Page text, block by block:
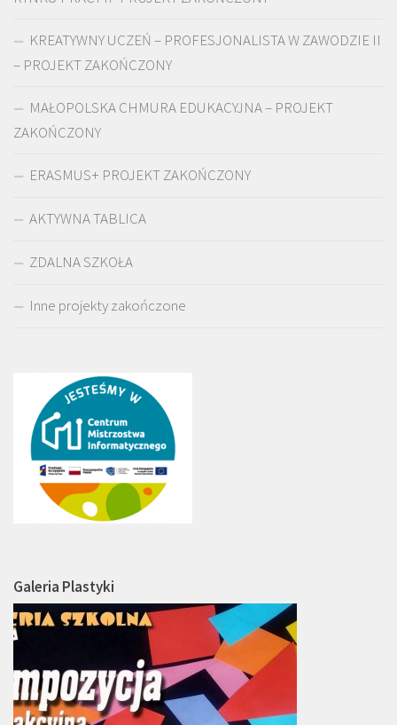
KREATYWNY UCZEŃ – PROFESJONALISTA W ZAWODZIE II
– PROJEKT ZAKOŃCZONY
MAŁOPOLSKA CHMURA EDUKACYJNA – PROJEKT
ZAKOŃCZONY
ERASMUS+ PROJEKT ZAKOŃCZONY
AKTYWNA TABLICA
ZDALNA SZKOŁA
Inne projekty zakończone
Galeria Plastyki